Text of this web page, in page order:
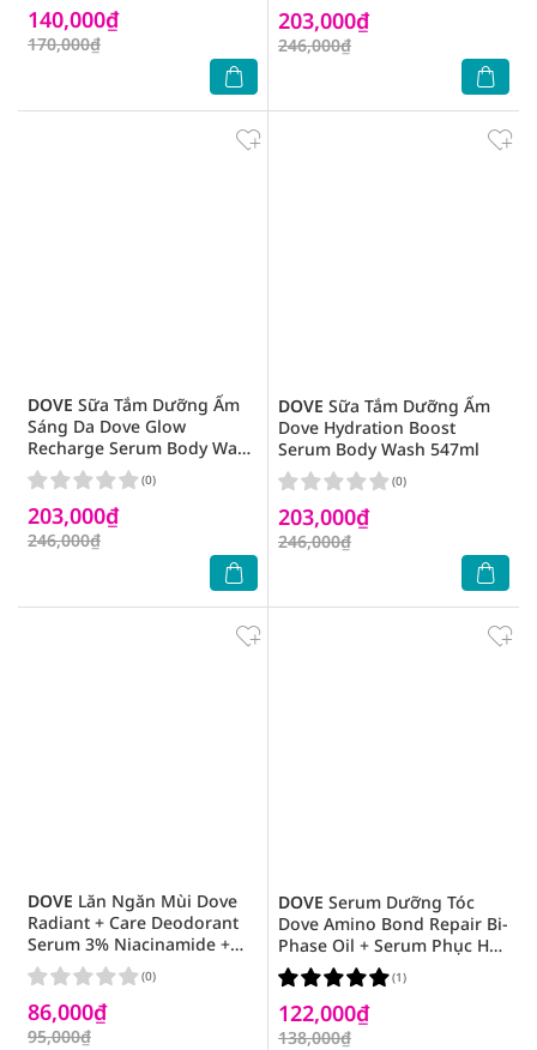
140,000₫
170,000₫
203,000₫
246,000₫
DOVE Sữa Tắm Dưỡng Ẩm
Sáng Da Dove Glow
Recharge Serum Body Wash
547ml
203,000₫
246,000₫
(0)
DOVE Sữa Tắm Dưỡng Ẩm
Dove Hydration Boost
Serum Body Wash 547ml
203,000₫
246,000₫
(0)
DOVE Lăn Ngăn Mùi Dove
Radiant + Care Deodorant
Serum 3% Niacinamide +
10X Omega6 45ml
86,000₫
95,000₫
(0)
DOVE Serum Dưỡng Tóc
Dove Amino Bond Repair Bi-
Phase Oil + Serum Phục Hồi
Hư Tổn 77ml
122,000₫
138,000₫
(1)